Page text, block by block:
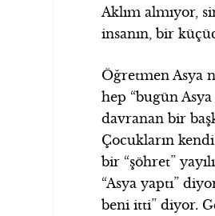
Aklım almıyor,
insanın, bir
Öğretmen Asya
hep “bugün
davranan bir
Çocukların
bir “şöhret”
“Asya yaptı”
beni itti” diyor.